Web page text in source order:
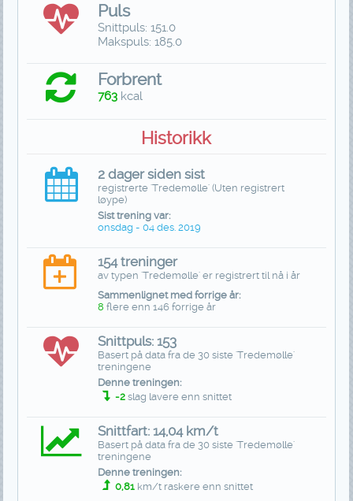
Puls
Snittpuls: 151.0
Makspuls: 185.0
Forbrent
763 kcal
Historikk
2 dager siden sist
registrerte 'Tredemølle' (Uten registrert
løype)
Sist trening var:
onsdag - 04 des. 2019
154 treninger
av typen 'Tredemølle' er registrert til nå i år
Sammenlignet med forrige år:
8 flere enn 146 forrige år
Snittpuls: 153
Basert på data fra de 30 siste 'Tredemølle'
treningene
Denne treningen:
-2 slag lavere enn snittet
Snittfart: 14,04 km/t
Basert på data fra de 30 siste 'Tredemølle'
treningene
Denne treningen:
0,81 km/t raskere enn snittet